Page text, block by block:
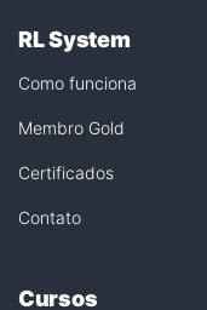
RL System
Como funciona
Membro Gold
Certificados
Contato
Cursos